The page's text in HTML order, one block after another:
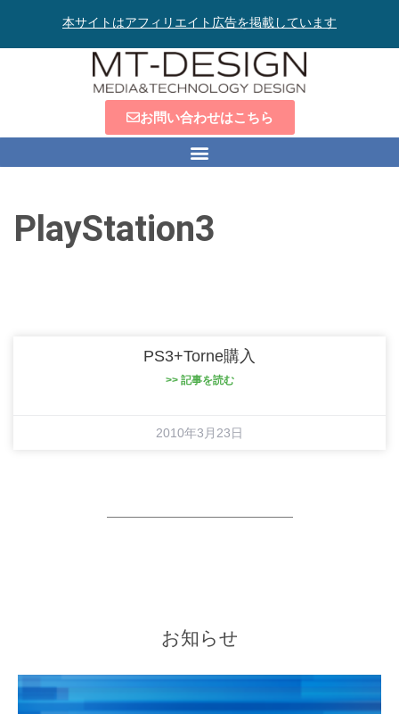
本サイトはアフィリエイト広告を掲載しています
お問い合わせはこちら
PlayStation3
PS3+Torne購入
>> 記事を読む
2010年3月23日
お知らせ